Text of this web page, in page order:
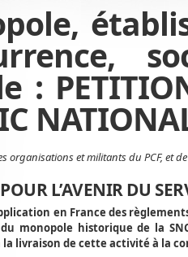
:
organisations et militants du PCF, et
L’AVENIR DU
en France des
monopole historique de la
livraison de cette activité à la